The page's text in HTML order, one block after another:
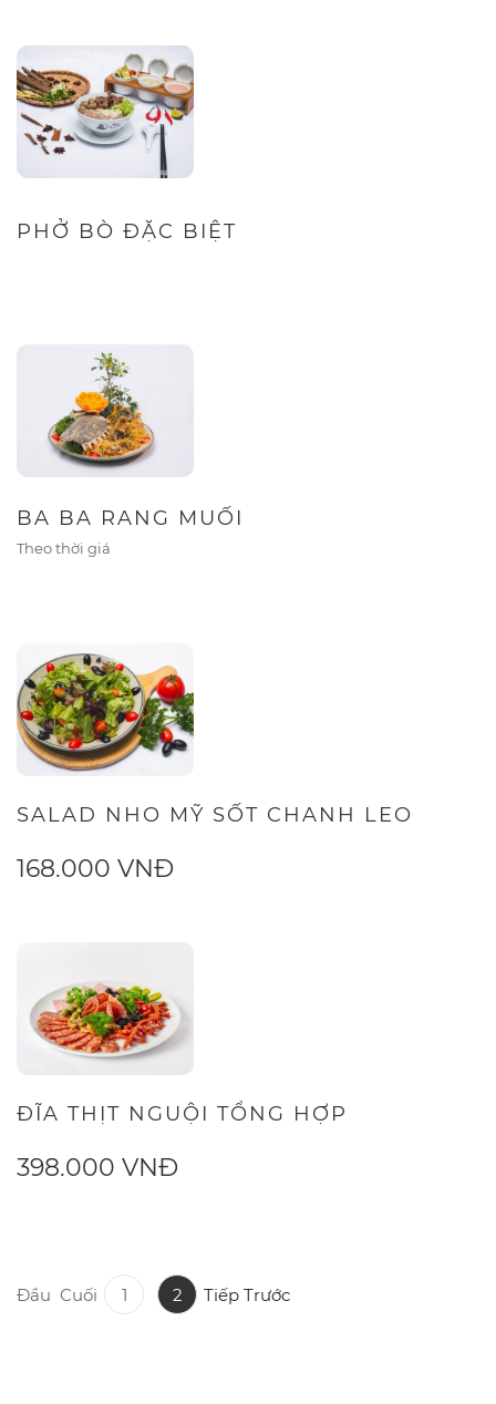
PHỞ BÒ ĐẶC BIỆT
BA BA RANG MUỐI
Theo thời giá
SALAD NHO MỸ SỐT CHANH LEO
168.000 VNĐ
ĐĨA THỊT NGUỘI TỔNG HỢP
398.000 VNĐ
Đầu Cuối 1 2 Tiếp Trước